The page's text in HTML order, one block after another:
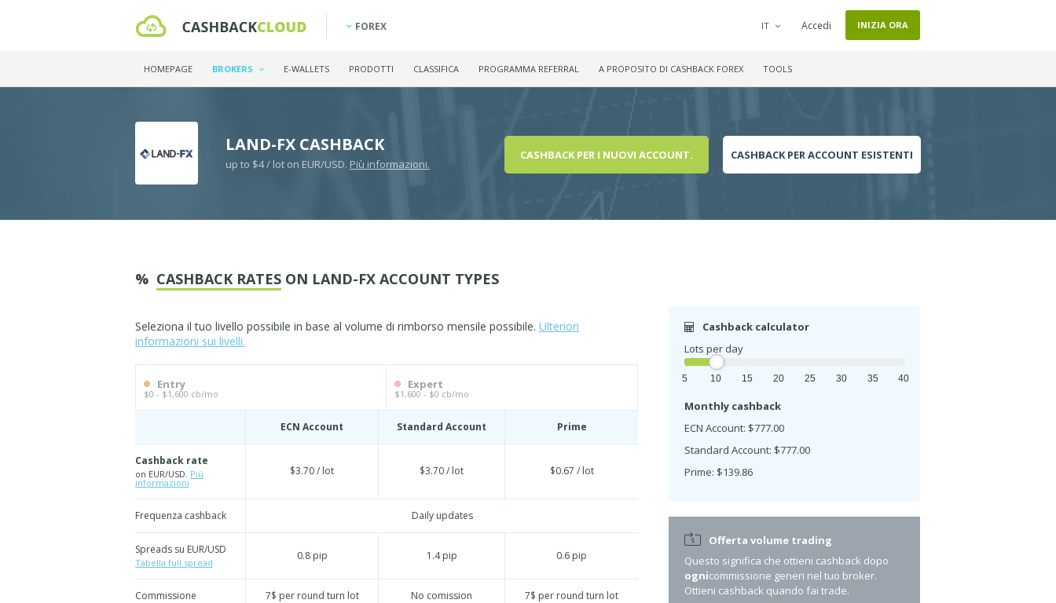
FOREX IT Accedi INIZIA ORA
HOMEPAGE BROKERS E-WALLETS PRODOTTI CLASSIFICA PROGRAMMA REFERRAL A PROPOSITO DI CASHBACK FOREX TOOLS
LAND-FX CASHBACK
up to $4 / lot on EUR/USD. Più informazioni.
CASHBACK PER I NUOVI ACCOUNT. CASHBACK PER ACCOUNT ESISTENTI
% CASHBACK RATES ON LAND-FX ACCOUNT TYPES
Seleziona il tuo livello possibile in base al volume di rimborso mensile possibile. Ulteriori
informazioni sui livelli.
Entry
$0 - $1,600 cb/mo
Expert
$1,600 - $0 cb/mo
ECN Account Standard Account Prime
Cashback rate
on EUR/USD. Più
informazioni
$3.70 / lot $3.70 / lot $0.67 / lot
Frequenza cashback Daily updates
Spreads su EUR/USD
Tabella full spread
0.8 pip 1.4 pip 0.6 pip
Commissione 7$ per round turn lot No comission 7$ per round turn lot
Cashback calculator
Lots per day
5 10 15 20 25 30 35 40
Monthly cashback
ECN Account: $777.00
Standard Account: $777.00
Prime: $139.86
Offerta volume trading
Questo significa che ottieni cashback dopo
ognicommissione generi nel tuo broker.
Ottieni cashback quando fai trade.